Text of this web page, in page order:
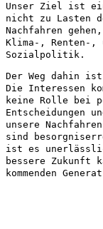
Unser Ziel ist
nicht zu Lasten
Nachfahren
Klima-, Renten-,
Sozialpolitik.
Der Weg dahin
Die Interessen
keine Rolle bei
Entscheidungen
unsere
sind
ist es
bessere Zukunft
kommenden